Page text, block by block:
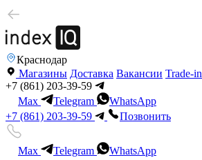
Краснодар
Магазины Доставка Вакансии Trade-in
+7 (861) 203-39-59
Max
Telegram
WhatsApp
+7 (861) 203-39-59
Позвонить
Max Telegram
WhatsApp